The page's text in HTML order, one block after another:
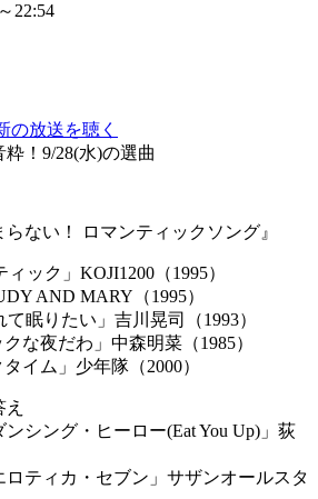
22:54
の放送を聴く
！9/28(水)の選曲
ない！ ロマンティックソング』
ック」KOJI1200（1995）
AND MARY（1995）
眠りたい」吉川晃司（1993）
な夜だわ」中森明菜（1985）
イム」少年隊（2000）
シング・ヒーロー(Eat You Up)」荻
ティカ・セブン」サザンオールスタ